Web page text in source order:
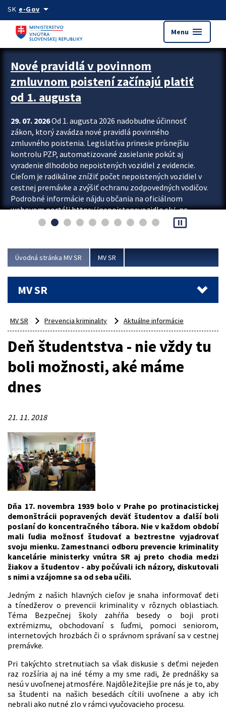
Preskocit na hlavný obsah
SK e-Govarrow_drop_down
Menu menu
Zastavit automatický posun upútavok
Nové pravidlá v povinnom
zmluvnom poistení začínajú platiť
od 1. augusta
29. 07. 2026Od 1. augusta 2026 nadobudne účinnosť
zákon, ktorý zavádza nové pravidlá povinného
zmluvného poistenia. Legislatíva prinesie prísnejšiu
kontrolu PZP, automatizované zasielanie pokút aj
vyradenie dlhodobo nepoistených vozidiel z evidencie.
Cieľom je radikálne znížiť počet nepoistených vozidiel v
cestnej premávke a zvýšiť ochranu zodpovedných vodičov.
Podrobné informácie nájdu občania na oficiálnom
webovom portáli https://nepoistenevozidlo.sk/, na
ktorom od augusta pribudne aj možnosť overiť si...
pause_presentation
Úvodná stránka MV SR MV SR
MV SR
MV SR Prevencia kriminality Aktuálne informácie
Deň študentstva - nie vždy tu
boli možnosti, aké máme
dnes
21. 11. 2018
Dňa 17. novembra 1939 bolo v Prahe po protinacistickej
demonštrácii popravených deväť študentov a ďalší boli
poslaní do koncentračného tábora. Nie v každom období
mali ľudia možnosť študovať a beztrestne vyjadrovať
svoju mienku. Zamestnanci odboru prevencie kriminality
kancelárie ministerky vnútra SR aj preto chodia medzi
žiakov a študentov - aby počúvali ich názory, diskutovali
s nimi a vzájomne sa od seba učili.
Jedným z našich hlavných cieľov je snaha informovať deti
a tínedžerov o prevencii kriminality v rôznych oblastiach.
Téma Bezpečnej školy zahŕňa besedy o boji proti
extrémizmu, obchodovaní s ľuďmi, pomoci seniorom,
internetových hrozbách či o správnom správaní sa v cestnej
premávke.
Pri takýchto stretnutiach sa však diskusie s deťmi nejeden
raz rozšíria aj na iné témy a my sme radi, že prednášky sa
nesú v uvoľnenej atmosfére. Najdôležitejšie pre nás je to, aby
sa študenti na našich besedách cítili uvoľnene a aby ich
nebrali ako nutné zlo v rámci vyučovacieho procesu.